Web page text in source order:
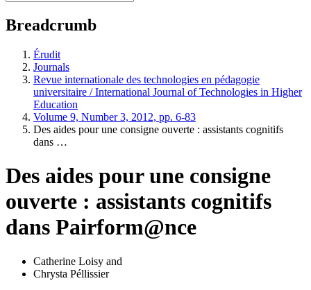
Breadcrumb
Érudit
Journals
Revue internationale des technologies en pédagogie
universitaire / International Journal of Technologies in Higher
Education
Volume 9, Number 3, 2012, pp. 6-83
Des aides pour une consigne ouverte : assistants cognitifs
dans …
Des aides pour une consigne
ouverte : assistants cognitifs
dans Pairform@nce
Catherine Loisy and
Chrysta Péllissier